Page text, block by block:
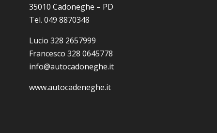
35010 Cadoneghe – PD
Tel. 049 8870348
Lucio 328 2657999
Francesco 328 0645778
info@autocadoneghe.it
www.autocadeneghe.it